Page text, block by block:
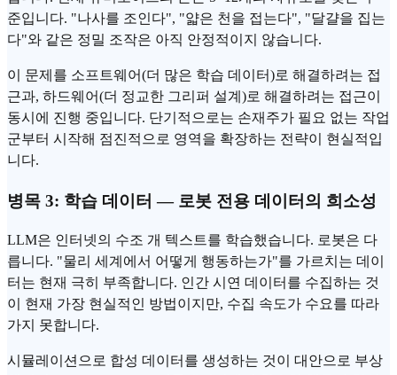
준입니다. "나사를 조인다", "얇은 천을 접는다", "달걀을 집는
다"와 같은 정밀 조작은 아직 안정적이지 않습니다.
이 문제를 소프트웨어(더 많은 학습 데이터)로 해결하려는 접
근과, 하드웨어(더 정교한 그리퍼 설계)로 해결하려는 접근이
동시에 진행 중입니다. 단기적으로는 손재주가 필요 없는 작업
군부터 시작해 점진적으로 영역을 확장하는 전략이 현실적입
니다.
병목 3: 학습 데이터 — 로봇 전용 데이터의 희소성
LLM은 인터넷의 수조 개 텍스트를 학습했습니다. 로봇은 다
릅니다. "물리 세계에서 어떻게 행동하는가"를 가르치는 데이
터는 현재 극히 부족합니다. 인간 시연 데이터를 수집하는 것
이 현재 가장 현실적인 방법이지만, 수집 속도가 수요를 따라
가지 못합니다.
시뮬레이션으로 합성 데이터 를 생성하는 것이 대안으로 부상